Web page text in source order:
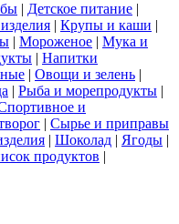
| Детское питание |
| Крупы и каши |
| Мороженое | Мука и
| Напитки
| Овощи и зелень |
| Рыба и морепродукты |
и
| Сырье и приправы
| Шоколад | Ягоды |
продуктов |